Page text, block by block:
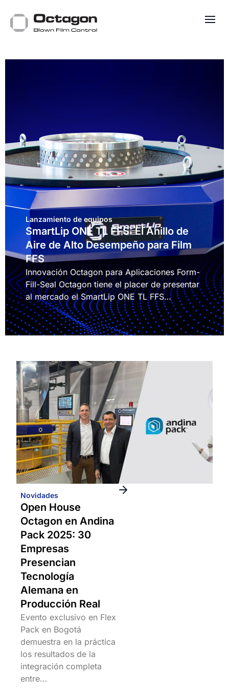
Lanzamiento de equipos
SmartLip ONE TL FFS: El Anillo de
Aire de Alto Desempeño para Film
FFS
Innovación Octagon para Aplicaciones Form-
Fill-Seal Octagon tiene el placer de presentar
al mercado el SmartLip ONE TL FFS…
Novidades
Open House
Octagon en Andina
Pack 2025: 30
Empresas
Presencian
Tecnología
Alemana en
Producción Real
Evento exclusivo en Flex
Pack en Bogotá
demuestra en la práctica
los resultados de la
integración completa
entre…